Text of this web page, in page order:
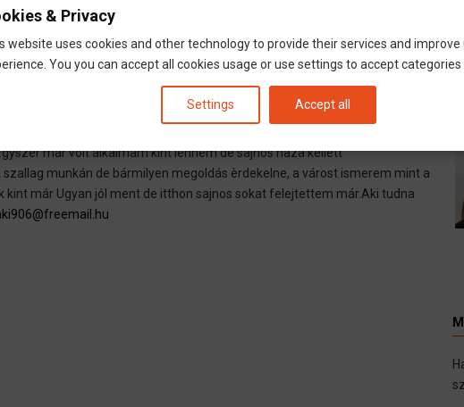
már volt alkalmam kint lennem de sajnos haza kellett
munkán de bármilyen megoldás èrdekelne, a várost ismerem mint a
már Ugyan jól ment de itthon sajnos sokat felejtettem már.Aki tudna
& Privacy
website uses cookies and other technology to provide their services and improve
You you can accept all cookies usage or use settings to accept categories
Settings Accept all